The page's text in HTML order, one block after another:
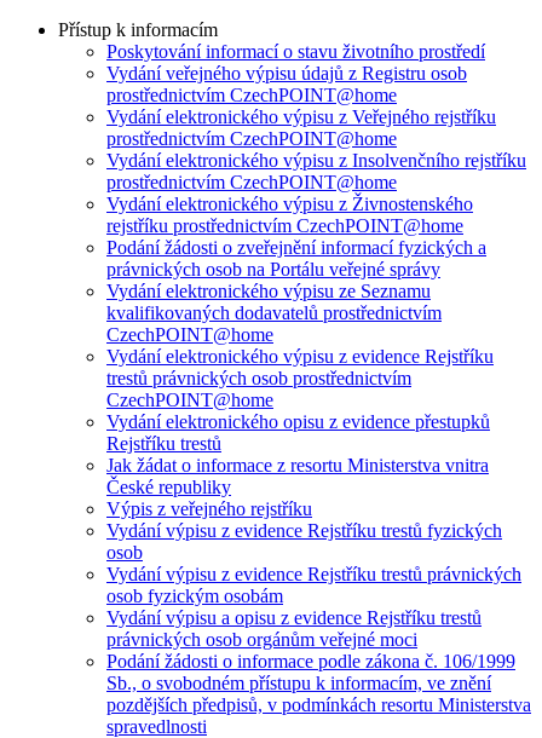
Přístup k informacím
Poskytování informací o stavu životního prostředí
Vydání veřejného výpisu údajů z Registru osob
prostřednictvím CzechPOINT@home
Vydání elektronického výpisu z Veřejného rejstříku
prostřednictvím CzechPOINT@home
Vydání elektronického výpisu z Insolvenčního rejstříku
prostřednictvím CzechPOINT@home
Vydání elektronického výpisu z Živnostenského
rejstříku prostřednictvím CzechPOINT@home
Podání žádosti o zveřejnění informací fyzických a
právnických osob na Portálu veřejné správy
Vydání elektronického výpisu ze Seznamu
kvalifikovaných dodavatelů prostřednictvím
CzechPOINT@home
Vydání elektronického výpisu z evidence Rejstříku
trestů právnických osob prostřednictvím
CzechPOINT@home
Vydání elektronického opisu z evidence přestupků
Rejstříku trestů
Jak žádat o informace z resortu Ministerstva vnitra
České republiky
Výpis z veřejného rejstříku
Vydání výpisu z evidence Rejstříku trestů fyzických
osob
Vydání výpisu z evidence Rejstříku trestů právnických
osob fyzickým osobám
Vydání výpisu a opisu z evidence Rejstříku trestů
právnických osob orgánům veřejné moci
Podání žádosti o informace podle zákona č. 106/1999
Sb., o svobodném přístupu k informacím, ve znění
pozdějších předpisů, v podmínkách resortu Ministerstva
spravedlnosti